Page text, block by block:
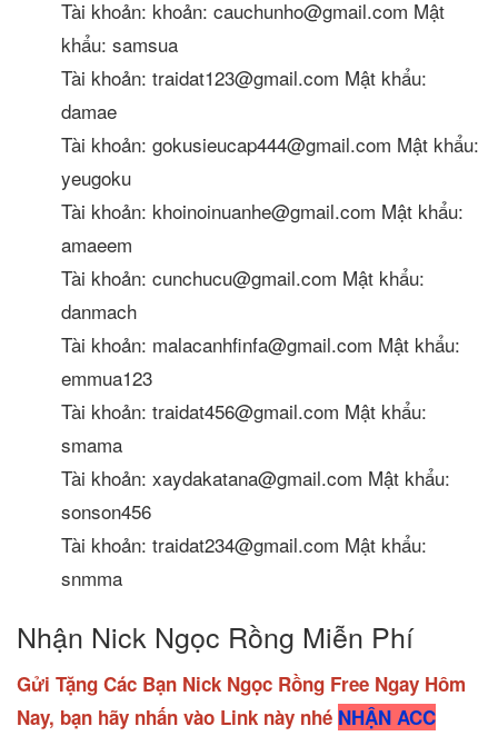
Tài khoản: khoản: cauchunho@gmail.com Mật
khẩu: samsua
Tài khoản: traidat123@gmail.com Mật khẩu:
damae
Tài khoản: gokusieucap444@gmail.com Mật khẩu:
yeugoku
Tài khoản: khoinoinuanhe@gmail.com Mật khẩu:
amaeem
Tài khoản: cunchucu@gmail.com Mật khẩu:
danmach
Tài khoản: malacanhfinfa@gmail.com Mật khẩu:
emmua123
Tài khoản: traidat456@gmail.com Mật khẩu:
smama
Tài khoản: xaydakatana@gmail.com Mật khẩu:
sonson456
Tài khoản: traidat234@gmail.com Mật khẩu:
snmma
Nhận Nick Ngọc Rồng Miễn Phí
Gửi Tặng Các Bạn Nick Ngọc Rồng Free Ngay Hôm
Nay, bạn hãy nhấn vào Link này nhé NHẬN ACC